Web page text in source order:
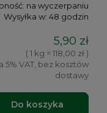
na wyczerpaniu
Wysyłka w: 48 godzin
5,90 zł
( 1 kg = 118,00 zł )
5% VAT, bez kosztów
dostawy
Do koszyka